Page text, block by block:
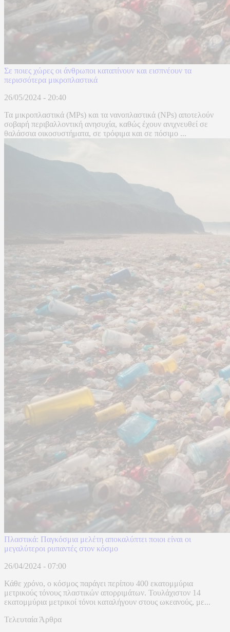
Σε ποιες χώρες οι άνθρωποι καταπίνουν και εισπνέουν τα
περισσότερα μικροπλαστικά
26/05/2024 - 20:40
Τα μικροπλαστικά (MPs) και τα νανοπλαστικά (NPs) αποτελούν
σοβαρή περιβαλλοντική ανησυχία, καθώς έχουν ανιχνευθεί σε
θαλάσσια οικοσυστήματα, σε τρόφιμα και σε πόσιμο ...
Πλαστικά: Παγκόσμια μελέτη αποκαλύπτει ποιοι είναι οι
μεγαλύτεροι ρυπαντές στον κόσμο
26/04/2024 - 07:00
Κάθε χρόνο, ο κόσμος παράγει περίπου 400 εκατομμύρια
μετρικούς τόνους πλαστικών απορριμάτων. Τουλάχιστον 14
εκατομμύρια μετρικοί τόνοι καταλήγουν στους ωκεανούς, με...
Τελευταία Άρθρα